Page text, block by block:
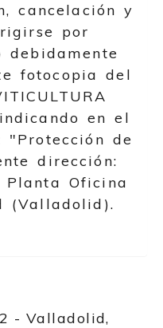
cancelación y
por
debidamente
fotocopia del
en el
de
dirección:
Planta Oficina
(Valladolid ).
- Valladolid,